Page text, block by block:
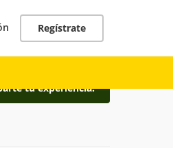
Regístrate
tu experiencia!